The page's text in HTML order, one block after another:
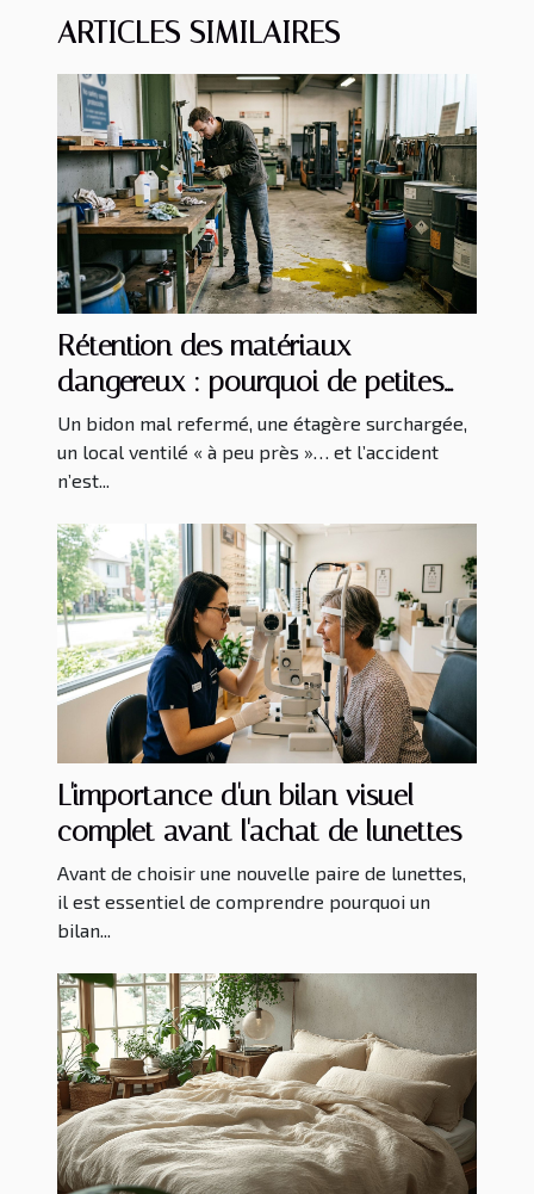
ARTICLES SIMILAIRES
Rétention des matériaux
dangereux : pourquoi de petites
négligences mènent à de gros
risques
Un bidon mal refermé, une étagère surchargée,
un local ventilé « à peu près »… et l’accident
n’est...
L'importance d'un bilan visuel
complet avant l'achat de lunettes
Avant de choisir une nouvelle paire de lunettes,
il est essentiel de comprendre pourquoi un
bilan...